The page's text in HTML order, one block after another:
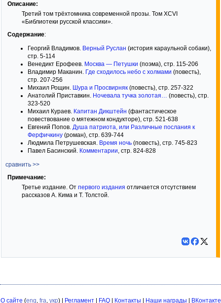
Описание:
Третий том трёхтомника современной прозы. Том XCVI
«Библиотеки русской классики».
Содержание:
Георгий Владимов. Верный Руслан (история караульной собаки),
стр. 5-114
Венедикт Ерофеев. Москва — Петушки (поэма), стр. 115-206
Владимир Маканин. Где сходилось небо с холмами (повесть),
стр. 207-256
Михаил Рощин. Шура и Просвирняк (повесть), стр. 257-322
Анатолий Приставкин. Ночевала тучка золотая… (повесть), стр.
323-520
Михаил Кураев. Капитан Дикштейн (фантастическое
повествование о мятежном кондукторе), стр. 521-638
Евгений Попов. Душа патриота, или Различные послания к
Ферфичкину (роман), стр. 639-744
Людмила Петрушевская. Время ночь (повесть), стр. 745-823
Павел Басинский. Комментарии, стр. 824-828
сравнить >>
Примечание:
Третье издание. От первого издания отличается отсутствием
рассказов А. Кима и Т. Толстой.
О сайте (eng, fra, укр) | Регламент| FAQ| Контакты Наши награды ВКонтакте